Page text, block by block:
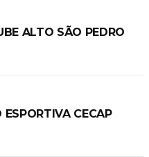
ALTO SÃO PEDRO
ESPORTIVA CECAP